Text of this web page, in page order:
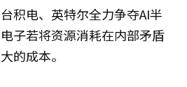
积电、英特尔全力争夺AI半
子若将资源消耗在内部矛盾
的成本。